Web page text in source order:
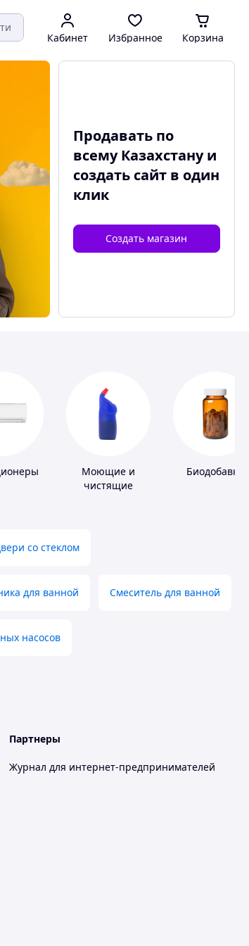
Кабинет Избранное Корзина
Продавать по
всему Казахстану и
создать сайтв один
клик
Создать магазин
Моющие и
чистящие
Биодобавки
со стеклом
для ванной Смеситель для ванной
насосов
Партнеры
Журнал для интернет-предпринимателей